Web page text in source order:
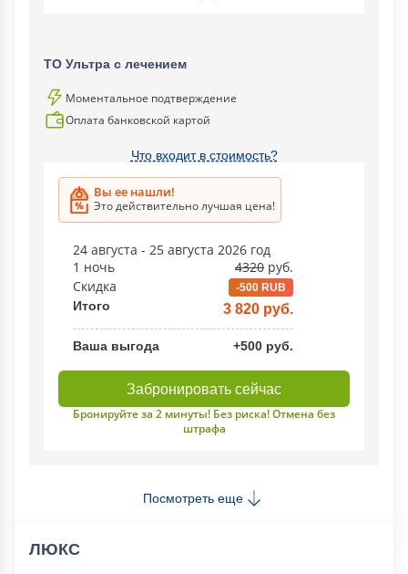
ТО Ультра с лечением
Моментальное подтверждение
Оплата банковской картой
Что входит в стоимость?
Вы ее нашли!
Это действительно лучшая цена!
24 августа - 25 августа 2026 год
1 ночь
4320 руб.
Скидка
-500 RUB
Итого 3 820 руб.
Ваша выгода +500 руб.
Забронировать сейчас
Бронируйте за 2 минуты! Без риска! Отмена без
штрафа
Посмотреть еще
ЛЮКС